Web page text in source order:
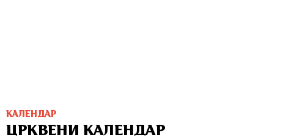
КАЛЕНДАР
ЦРКВЕНИ КАЛЕНДАР